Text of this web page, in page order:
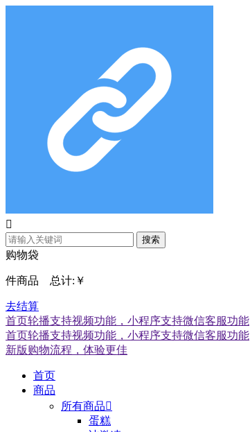

搜索
购物袋
件商品 总计: ￥
去结算
首页轮播支持视频功能，小程序支持微信客服功能
首页轮播支持视频功能，小程序支持微信客服功能
新版购物流程，体验更佳
首页
商品
所有商品
蛋糕